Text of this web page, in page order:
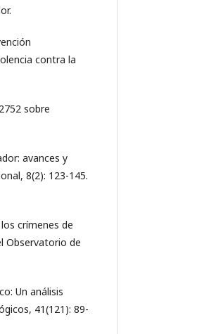
contra la
sobre
avances y
8(2): 123-145.
crímenes de
Observatorio de
Un análisis
41(121): 89-